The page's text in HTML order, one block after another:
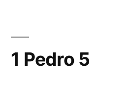
1 Pedro 5